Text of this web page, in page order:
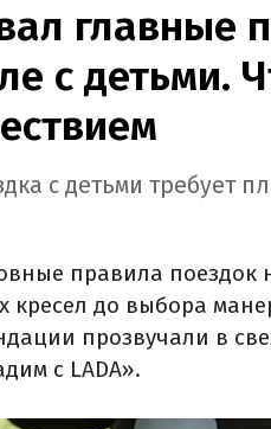
главные
с детьми.
с детьми требует
правила поездок
кресел до выбора
прозвучали в
с LADA».